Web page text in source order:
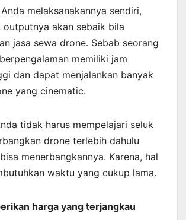
melaksanakannya sendiri,
outputnya akan sebaik bila
jasa sewa drone. Sebab seorang
memiliki jam
dan dapat menjalankan banyak
yang cinematic.
tidak harus mempelajari seluk
drone terlebih dahulu
menerbangkannya. Karena, hal
waktu yang cukup lama.
harga yang terjangkau